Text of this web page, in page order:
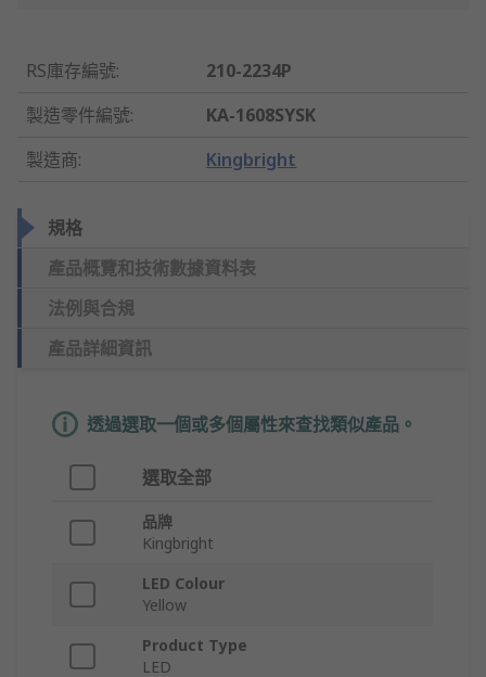
RS庫存編號:
210-2234P
製造零件編號:
KA-1608SYSK
製造商: Kingbright
規格
產品概覽和技術數據資料表
法例與合規
產品詳細資訊
透過選取一個或多個屬性來查找類似產品。
選取全部
品牌
Kingbright
LED Colour
Yellow
Product Type
LED